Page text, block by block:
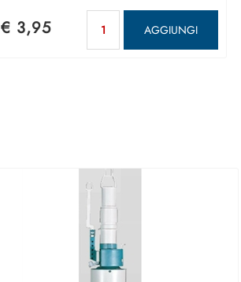
€ 3,95 AGGIUNGI